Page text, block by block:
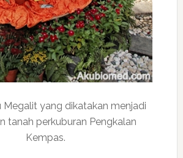
Megalit yang dikatakan menjadi
tanah perkuburan Pengkalan
Kempas.